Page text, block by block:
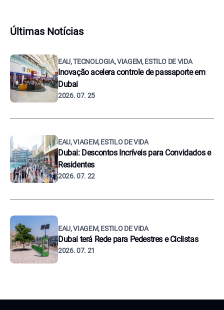
Últimas Notícias
EAU, TECNOLOGIA, VIAGEM, ESTILO DE VIDA
Inovação acelera controle de passaporte em
Dubai
2026. 07. 25
EAU, VIAGEM, ESTILO DE VIDA
Dubai: Descontos Incríveis para Convidados e
Residentes
2026. 07. 22
EAU, VIAGEM, ESTILO DE VIDA
Dubai terá Rede para Pedestres e Ciclistas
2026. 07. 21